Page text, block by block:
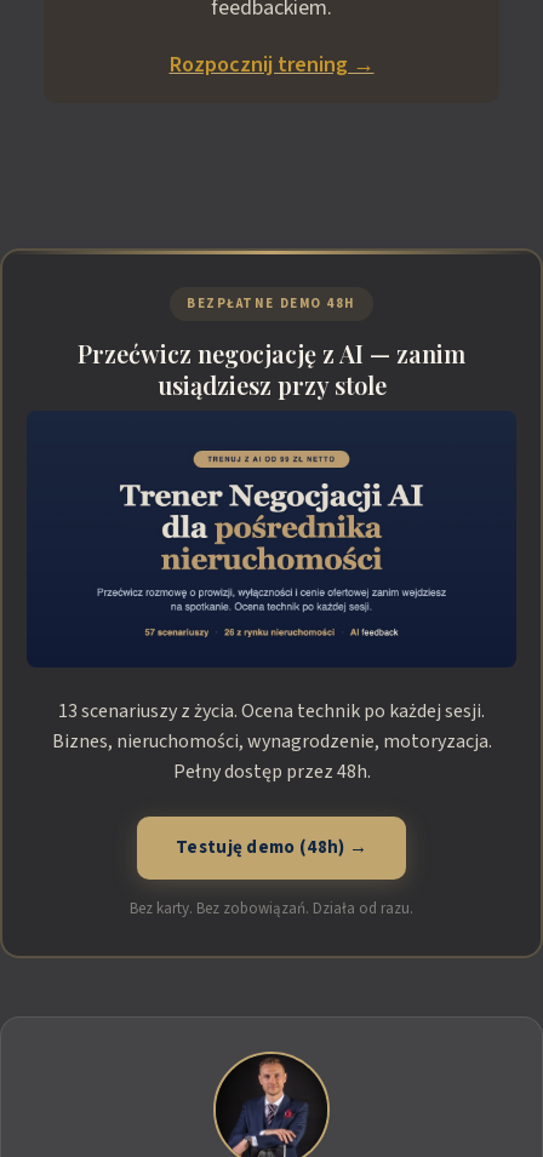
feedbackiem.
Rozpocznij trening →
BEZPŁATNE DEMO 48H
Przećwicz negocjację z AI — zanim
usiądziesz przy stole
13 scenariuszy z życia. Ocena technik po każdej sesji.
Biznes, nieruchomości, wynagrodzenie, motoryzacja.
Pełny dostęp przez 48h.
Testuję demo (48h) →
Bez karty. Bez zobowiązań. Działa od razu.